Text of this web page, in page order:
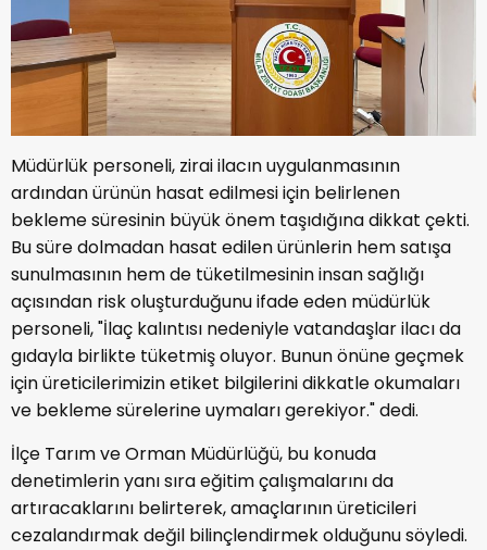
Müdürlük personeli, zirai ilacın uygulanmasının
ardından ürünün hasat edilmesi için belirlenen
bekleme süresinin büyük önem taşıdığına dikkat çekti.
Bu süre dolmadan hasat edilen ürünlerin hem satışa
sunulmasının hem de tüketilmesinin insan sağlığı
açısından risk oluşturduğunu ifade eden müdürlük
personeli, "İlaç kalıntısı nedeniyle vatandaşlar ilacı da
gıdayla birlikte tüketmiş oluyor. Bunun önüne geçmek
için üreticilerimizin etiket bilgilerini dikkatle okumaları
ve bekleme sürelerine uymaları gerekiyor." dedi.
İlçe Tarım ve Orman Müdürlüğü, bu konuda
denetimlerin yanı sıra eğitim çalışmalarını da
artıracaklarını belirterek, amaçlarının üreticileri
cezalandırmak değil bilinçlendirmek olduğunu söyledi.